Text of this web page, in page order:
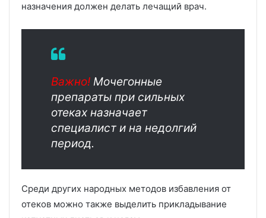
назначения должен делать лечащий врач.
Важно! Мочегонные
препараты при сильных
отеках назначает
специалист и на недолгий
период.
Среди других народных методов избавления от
отеков можно также выделить прикладывание